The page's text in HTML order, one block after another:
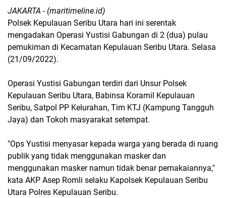
JAKARTA - (maritimeline.id)
Polsek Kepulauan Seribu Utara hari ini serentak
mengadakan Operasi Yustisi Gabungan di 2 (dua) pulau
pemukiman di Kecamatan Kepulauan Seribu Utara. Selasa
(21/09/2022).
Operasi Yustisi Gabungan terdiri dari Unsur Polsek
Kepulauan Seribu Utara, Babinsa Koramil Kepulauan
Seribu, Satpol PP Kelurahan, Tim KTJ (Kampung Tangguh
Jaya) dan Tokoh masyarakat setempat.
"Ops Yustisi menyasar kepada warga yang berada di ruang
publik yang tidak menggunakan masker dan
menggunakan masker namun tidak benar pemakaiannya,"
kata AKP Asep Romli selaku Kapolsek Kepulauan Seribu
Utara Polres Kepulauan Seribu.